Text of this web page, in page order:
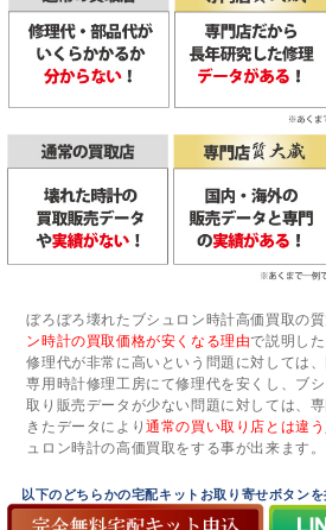
ぼろぼろ壊れたブシュロン時計高価買取の
ン時計の買取価格が安くなる理由で説明し
修理代が非常に高いという問題に対しては
専用時計修理工房にて修理代を安くし、ブ
取り販売データが少ない問題に対しては、
きたデータにより通常の買い取り店とは違
ュロン時計の高価買取をする事が出来ます。
以下のどちらかの宅配キットお取り寄せボタン